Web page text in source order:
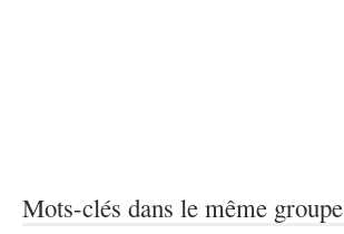
Mots-clés dans le même groupe